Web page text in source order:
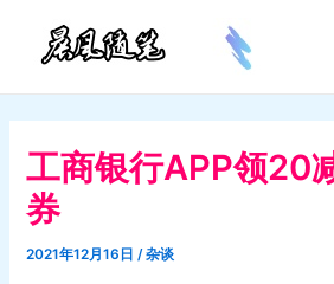
容
工商银行APP领20
券
2021年12月16日/杂谈